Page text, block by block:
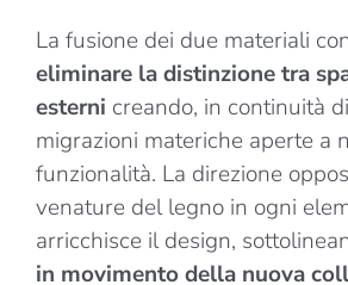
La fusione dei due materiali
eliminare la distinzione tra
esterni creando, in continuità
migrazioni materiche aperte a
funzionalità. La direzione
venature del legno in ogni
arricchisce il design,
in movimento della nuova